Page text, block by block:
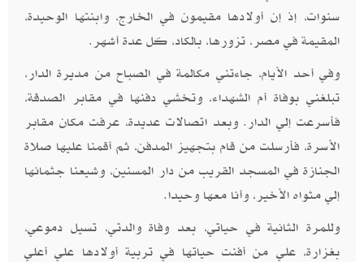
سنوات، إذ إن أولادها مقيمون في الخارج، وابنتها الوحيدة،
المقيمة في مصر، تزورها، بالكاد، كل عدة أشهر.
وفي أحد الأيام، جاءتني مكالمة في الصباح من مديرة الدار،
تبلغني بوفاة أم الشهداء، وتخشي دفنها في مقابر الصدقة،
فأسرعت إلي الدار. وبعد اتصالات عديدة، عرفت مكان مقابر
الأسرة، فأرسلت من قام بتجهيز المدفن، ثم أقمنا عليها صلاة
الجنازة في المسجد القريب من دار المسنين، وشيعنا جثمانها
إلي مثواه الأخير، وأنا معها وحيدا.
وللمرة الثانية في حياتي، بعد وفاة والدتي، تسيل دموعي،
بغزارة، علي من أفنت حياتها في تربية أولادها علي أعلي